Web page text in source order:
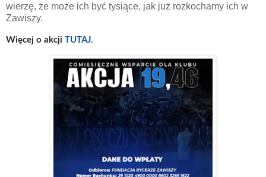
wierzę, że może ich być tysiące, jak już rozkochamy ich w
Zawiszy.
Więcej o akcji TUTAJ.